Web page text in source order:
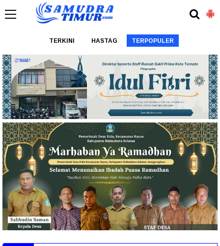
TERKINI HASTAG TERPOPULER